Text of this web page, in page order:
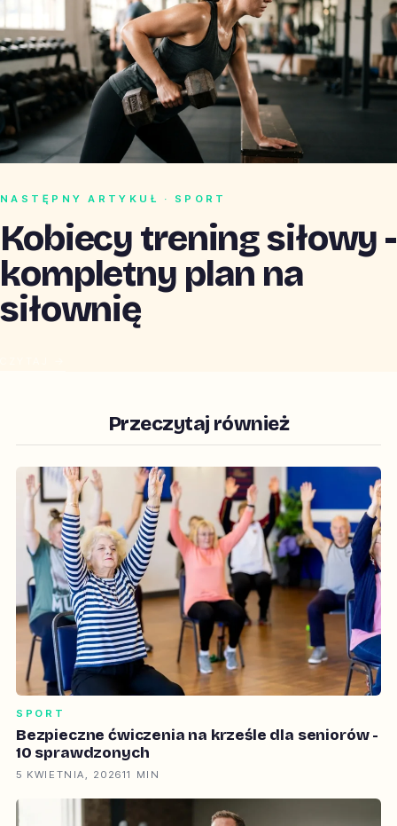
NASTĘPNY ARTYKUŁ · SPORT
Kobiecy trening siłowy -
kompletny plan na
siłownię
Przeczytaj również
SPORT
Bezpieczne ćwiczenia na krześle dla seniorów -
10 sprawdzonych
5 KWIETNIA, 202611 MIN